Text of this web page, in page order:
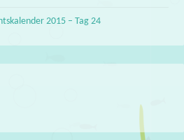
2015 – Tag 24